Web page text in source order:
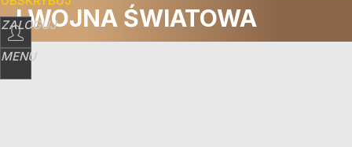
ZALOGUJ
MENU
I WOJNA ŚWIATOWA